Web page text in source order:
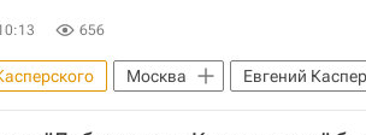
656
Москва Евгений